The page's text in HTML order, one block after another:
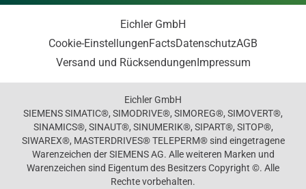
Eichler GmbH
Cookie-EinstellungenFactsDatenschutzAGB
Versand und RücksendungenImpressum
Eichler GmbH
SIEMENS SIMATIC®, SIMODRIVE®, SIMOREG®, SIMOVERT®,
SINAMICS®, SINAUT®, SINUMERIK®, SIPART®, SITOP®,
SIWAREX®, MASTERDRIVES® TELEPERM® sind eingetragene
Warenzeichen der SIEMENS AG. Alle weiteren Marken und
Warenzeichen sind Eigentum des Besitzers Copyright ©. Alle
Rechte vorbehalten.